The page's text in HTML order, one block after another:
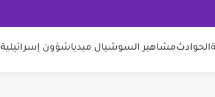
الحوادثمشاهير السوشيال ميدياشؤون إسرائيلية